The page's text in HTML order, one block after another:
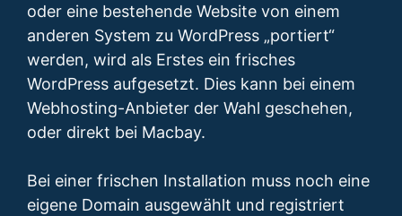
oder eine bestehende Website von einem
anderen System zu WordPress „portiert“
werden, wird als Erstes ein frisches
WordPress aufgesetzt. Dies kann bei einem
Webhosting-Anbieter der Wahl geschehen,
oder direkt bei Macbay.
Bei einer frischen Installation muss noch eine
eigene Domain ausgewählt und registriert